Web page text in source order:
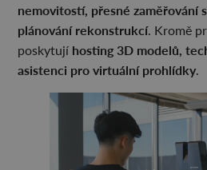
nemovitostí, přesné zaměřování
plánování rekonstrukcí. Kromě
poskytují hosting 3D modelů,
asistenci pro virtuální prohlídky.